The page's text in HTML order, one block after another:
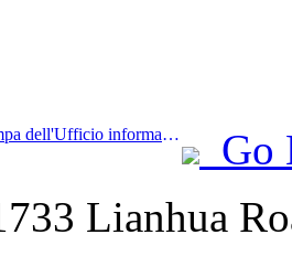
Prev:Conferenza stampa dell'Ufficio informazioni del Consiglio di Stato: i ricavi dei viaggi transfrontalieri del mio Paese sono aumentati del 42% nella prima metà di quest'anno
Go
Lianhua